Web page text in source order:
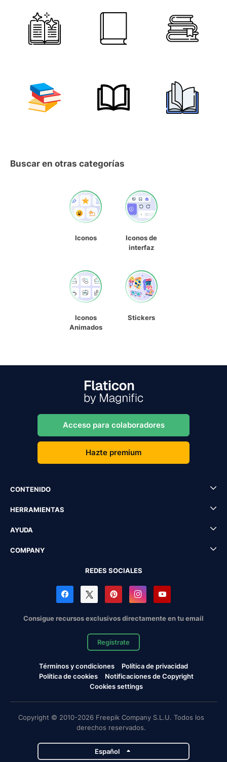
Buscar en otras categorías
Iconos
Iconos de
interfaz
Iconos
Animados
Stickers
Acceso para colaboradores
Hazte premium
CONTENIDO
HERRAMIENTAS
AYUDA
COMPANY
REDES SOCIALES
Consigue recursos exclusivos directamente en tu email
Regístrate
Términos y condiciones
Política de privacidad
Política de cookies
Notificaciones de Copyright
Cookies settings
Copyright © 2010-2026 Freepik Company S.L.U. Todos los
derechos reservados.
Español